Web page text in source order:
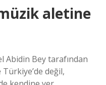
aletine
Abidin Bey tarafından
Türkiye’de değil,